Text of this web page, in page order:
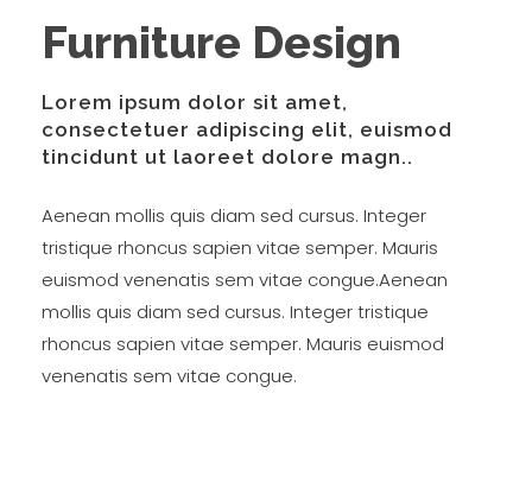
Furniture Design
Lorem ipsum dolor sit amet,
consectetuer adipiscing elit, euismod
tincidunt ut laoreet dolore magn..
Aenean mollis quis diam sed cursus. Integer
tristique rhoncus sapien vitae semper. Mauris
euismod venenatis sem vitae congue.Aenean
mollis quis diam sed cursus. Integer tristique
rhoncus sapien vitae semper. Mauris euismod
venenatis sem vitae congue.